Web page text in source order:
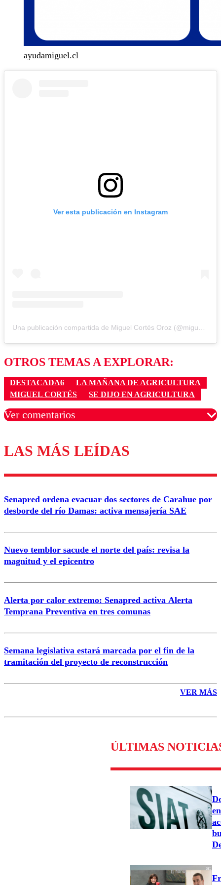
ayudamiguel.cl
Ver esta publicación en Instagram
OTROS TEMAS A EXPLORAR:
DESTACADA6
LA MAÑANA DE AGRICULTURA
MIGUEL CORTÉS
SE DIJO EN AGRICULTURA
Ver comentarios
Los comentarios son moderados para garantizar un
diálogo respetuoso.
Nombre
Correo
LAS MÁS LEÍDAS
Senapred ordena evacuar dos sectores de Carahue por
desborde del río Damas: activa mensajería SAE
Nuevo temblor sacude el norte del país: revisa la
magnitud y el epicentro
Alerta por calor extremo: Senapred activa Alerta
Temprana Preventiva en tres comunas
Semana legislativa estará marcada por el fin de la
tramitación del proyecto de reconstrucción
VER MÁS
ÚLTIMAS